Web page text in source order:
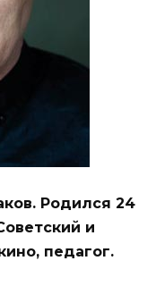
Родился 24
и
педагог.